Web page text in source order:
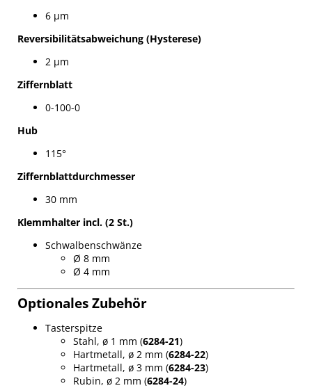
6 µm
Reversibilitätsabweichung (Hysterese)
2 µm
Ziffernblatt
0-100-0
Hub
115°
Ziffernblattdurchmesser
30 mm
Klemmhalter incl. (2 St.)
Schwalbenschwänze
Ø 8 mm
Ø 4 mm
Optionales Zubehör
Tasterspitze
Stahl, ø 1 mm (6284-21)
Hartmetall, ø 2 mm (6284-22)
Hartmetall, ø 3 mm (6284-23)
Rubin, ø 2 mm (6284-24)